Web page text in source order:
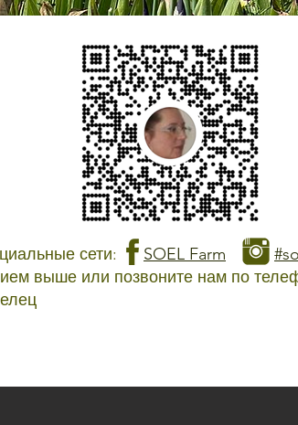
сети:
выше или позвоните нам по
SOEL Farm